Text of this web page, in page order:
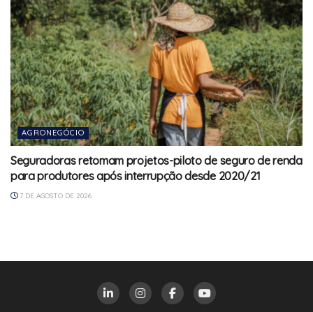
AGRONEGÓCIO
Seguradoras retomam projetos-piloto de seguro de renda
para produtores após interrupção desde 2020/21
7 DE AGOSTO DE 2026